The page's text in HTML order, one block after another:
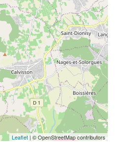
Leaflet| © OpenStreetMap contributors